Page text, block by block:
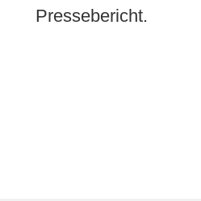
Pressebericht.